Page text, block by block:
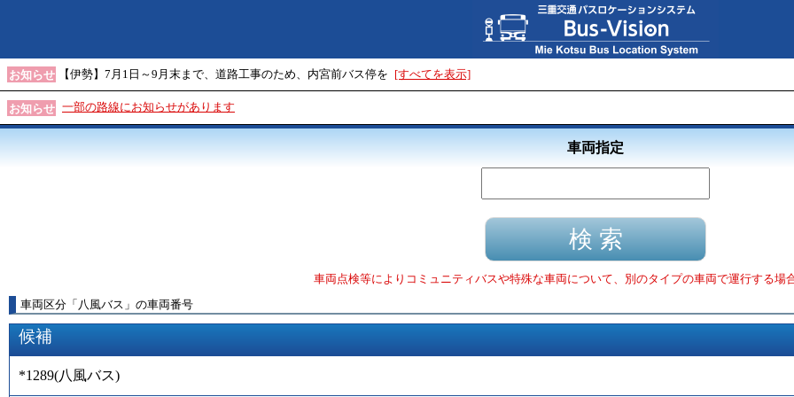
お知らせ 【伊勢】7月1日～9月末まで、道路工事のため、内宮前バス停を [すべてを表示]
お知らせ 一部の路線にお知らせがあります
車両指定
車両点検等によりコミュニティバスや特殊な車両について、別のタイプの車両で運行する場
車両区分 「 八風バス 」 の車両番号
候補
*1289(八風バス)